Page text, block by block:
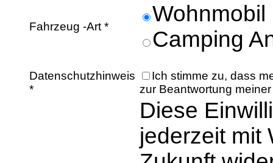
Fahrzeug -Art *
Wohnmobil
Camping
Datenschutzhinweis
*
Ich stimme zu, dass
zur Beantwortung
Diese
jederzeit mit